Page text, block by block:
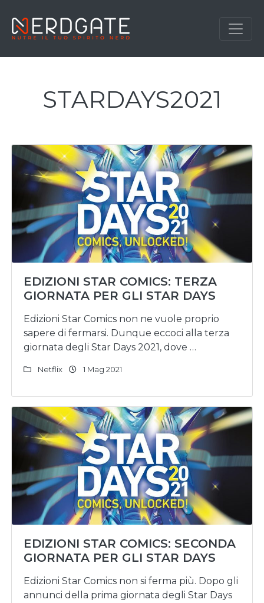
STARDAYS2021
EDIZIONI STAR COMICS: TERZA
GIORNATA PER GLI STAR DAYS
Edizioni Star Comics non ne vuole proprio
sapere di fermarsi. Dunque eccoci alla terza
giornata degli Star Days 2021, dove …
Netflix 1 Mag 2021
EDIZIONI STAR COMICS: SECONDA
GIORNATA PER GLI STAR DAYS
Edizioni Star Comics non si ferma più. Dopo gli
annunci della prima giornata degli Star Days